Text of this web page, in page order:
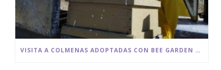
VISITA A COLMENAS ADOPTADAS CON BEE GARDEN MÁLAGA